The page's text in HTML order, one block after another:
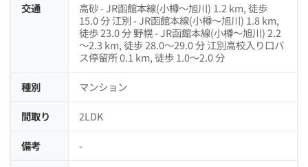
交通
高砂 - JR函館本線(小樽～旭川) 1.2 km, 徒歩
15.0 分 江別 - JR函館本線(小樽～旭川) 1.8 km,
徒歩 23.0 分 野幌 - JR函館本線(小樽～旭川) 2.2
～2.3 km, 徒歩 28.0～29.0 分 江別高校入り口バ
ス停留所 0.1 km, 徒歩 1.0～2.0 分
種別 マンション
間取り 2LDK
備考 -